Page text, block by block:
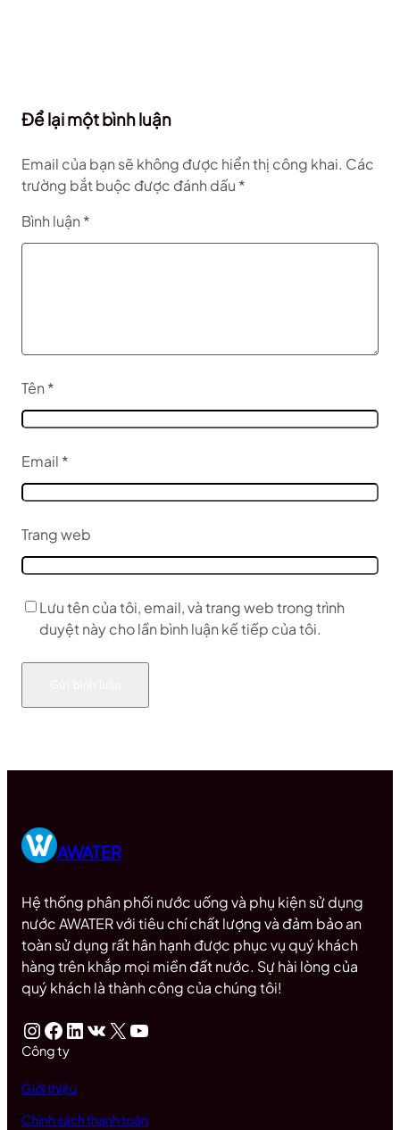
Để lại một bình luận
Email của bạn sẽ không được hiển thị công khai. Các
trường bắt buộc được đánh dấu *
Bình luận *
Tên *
Email *
Trang web
Lưu tên của tôi, email, và trang web trong trình
duyệt này cho lần bình luận kế tiếp của tôi.
AWATER
Hệ thống phân phối nước uống và phụ kiện sử dụng
nước AWATER với tiêu chí chất lượng và đảm bảo an
toàn sử dụng rất hân hạnh được phục vụ quý khách
hàng trên khắp mọi miền đất nước. Sự hài lòng của
quý khách là thành công của chúng tôi!
InstagramFacebook LinkedIn VK X Youtube
Công ty
Giới thiệu
Chính sách thanh toán